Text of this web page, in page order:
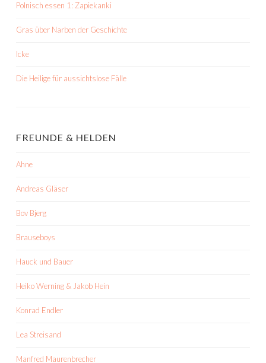
Polnisch essen 1: Zapiekanki
Gras über Narben der Geschichte
Icke
Die Heilige für aussichtslose Fälle
FREUNDE & HELDEN
Ahne
Andreas Gläser
Bov Bjerg
Brauseboys
Hauck und Bauer
Heiko Werning & Jakob Hein
Konrad Endler
Lea Streisand
Manfred Maurenbrecher